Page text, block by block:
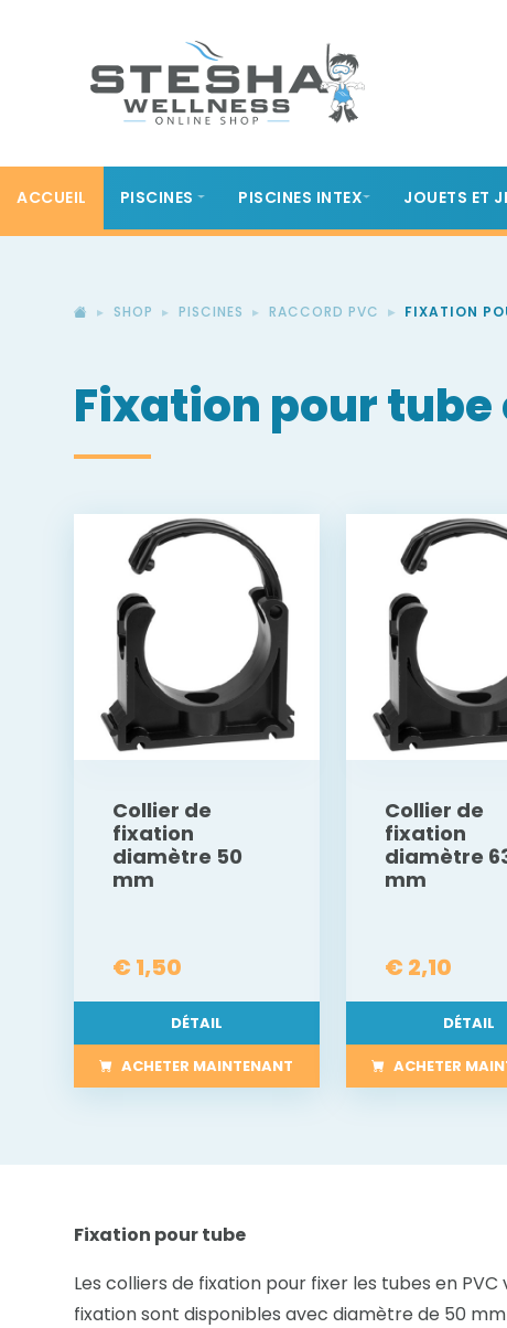
ACCUEIL PISCINES PISCINES INTEX JOUETS ET
SHOP PISCINES RACCORD PVC FIXATION
Fixation pour tube
Collier de
fixation
diamètre 50
mm
€ 1,50
DÉTAIL
ACHETER MAINTENANT
Collier de
fixation
diamètre
mm
€ 2,10
DÉTAIL
ACHETER
Fixation pour tube
Les colliers de fixation pour fixer les tubes en
fixation sont disponibles avec diamètre de 50